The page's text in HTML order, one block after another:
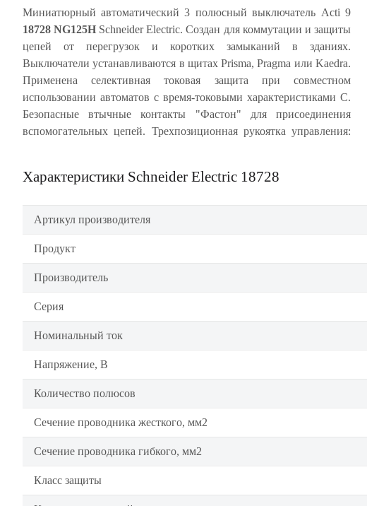
Миниатюрный автоматический 3 полюсный выключатель Acti 9
18728 NG125H Schneider Electric. Создан для коммутации и защиты
цепей от перегрузок и коротких замыканий в зданиях.
Выключатели устанавливаются в щитах Prisma, Pragma или Kaedra.
Применена селективная токовая защита при совместном
использовании автоматов с время-токовыми характеристиками C.
Безопасные втычные контакты "Фастон" для присоединения
вспомогательных цепей. Трехпозиционная рукоятка управления:
корпус из специального ABS-пластика, скрепленный
металлическими заклепками, обеспечивает многократное
срабатывание автомата без изменения его характеристик. NG125H
имеет, так называемое, тропическое значение Т2, это
характеристики для высокой влажности 99% и температуры +55°С.
Частота цепи 50/60 Гц. Степень защиты автомата IP20. Размер
Характеристики Schneider Electric 18728
Артикул производителя
Продукт
Производитель
Серия
Номинальный ток
Напряжение, В
Количество полюсов
Сечение проводника жесткого, мм2
Сечение проводника гибкого, мм2
Класс защиты